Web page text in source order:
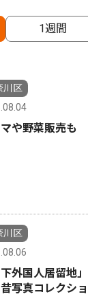
1週間
川区
マや野菜販売も
川区
下外国人居留
写真コレクシ